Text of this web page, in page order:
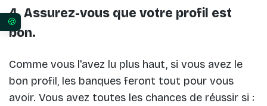
4. Assurez-vous que votre profil est
bon.
Comme vous l'avez lu plus haut, si vous avez le
bon profil, les banques feront tout pour vous
avoir. Vous avez toutes les chances de réussir si :